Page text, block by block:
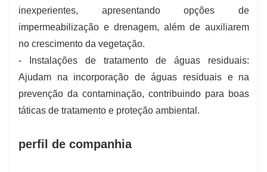
inexperientes, apresentando opções de
impermeabilização e drenagem, além de auxiliarem
no crescimento da vegetação.
- Instalações de tratamento de águas residuais:
Ajudam na incorporação de águas residuais e na
prevenção da contaminação, contribuindo para boas
táticas de tratamento e proteção ambiental.
perfil de companhia